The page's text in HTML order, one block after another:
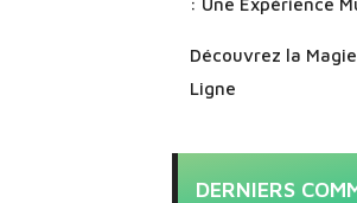
: Une Expérience
Découvrez la
Ligne
DERNIERS